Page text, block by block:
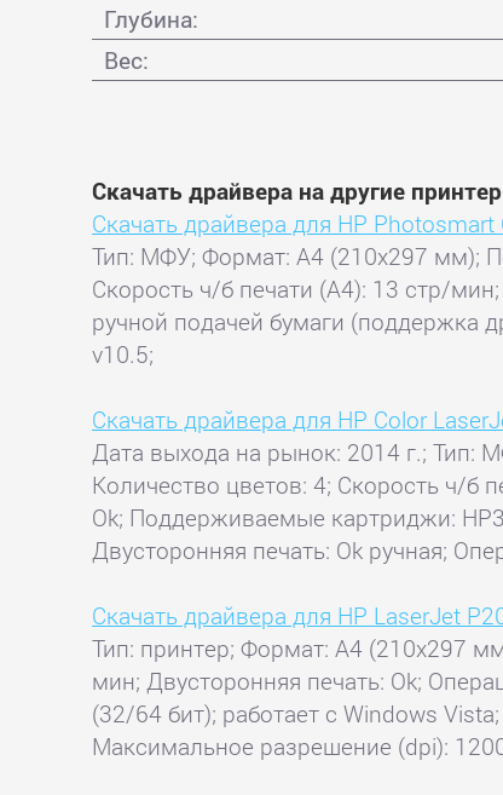
Глубина:
Вес:
Скачать драйвера на другие
Скачать драйвера для HP Photosmart
Тип: МФУ; Формат: A4 (210x297 мм);
Скорость ч/б печати (А4): 13 стр/
ручной подачей бумаги (поддержка
v10.5;
Скачать драйвера для HP Color
Дата выхода на рынок: 2014 г.; Тип:
Количество цветов: 4; Скорость ч/б
Ok; Поддерживаемые картриджи:
Двусторонняя печать: Ok ручная;
Скачать драйвера для HP LaserJet
Тип: принтер; Формат: A4 (210x297
мин; Двусторонняя печать: Ok;
(32/64 бит); работает с Windows
Максимальное разрешение (dpi):